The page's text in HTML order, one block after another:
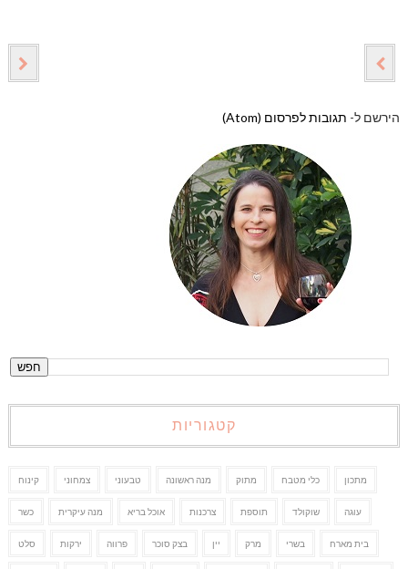
הירשם ל- תגובות לפרסום (Atom)
קטגוריות
קינוח צמחוני טבעוני מנה ראשונה מתוק כלי מטבח מתכון
כשר מנה עיקרית אוכל בריא צרכנות תוספת שוקולד עוגה
סלט ירקות פרווה בצק סוכר יין מרק בשרי בית מארח